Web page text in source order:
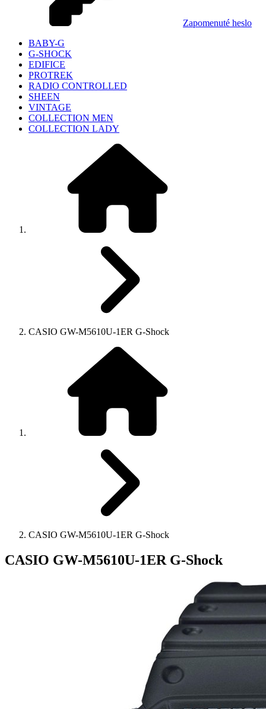
Zapomenuté heslo
BABY-G
G-SHOCK
EDIFICE
PROTREK
RADIO CONTROLLED
SHEEN
VINTAGE
COLLECTION MEN
COLLECTION LADY
CASIO GW-M5610U-1ER G-Shock
CASIO GW-M5610U-1ER G-Shock
CASIO GW-M5610U-1ER G-Shock